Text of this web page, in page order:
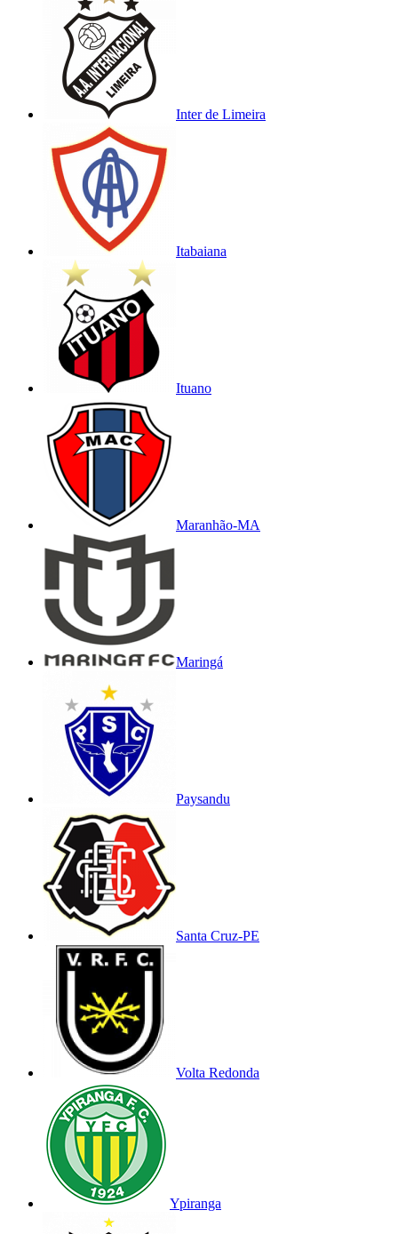
Inter de Limeira
Itabaiana
Ituano
Maranhão-MA
Maringá
Paysandu
Santa Cruz-PE
Volta Redonda
Ypiranga